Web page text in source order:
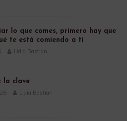
lo que comes, primero hay que
te está comiendo a ti
Lidia Bastian
la clave
Lidia Bastian